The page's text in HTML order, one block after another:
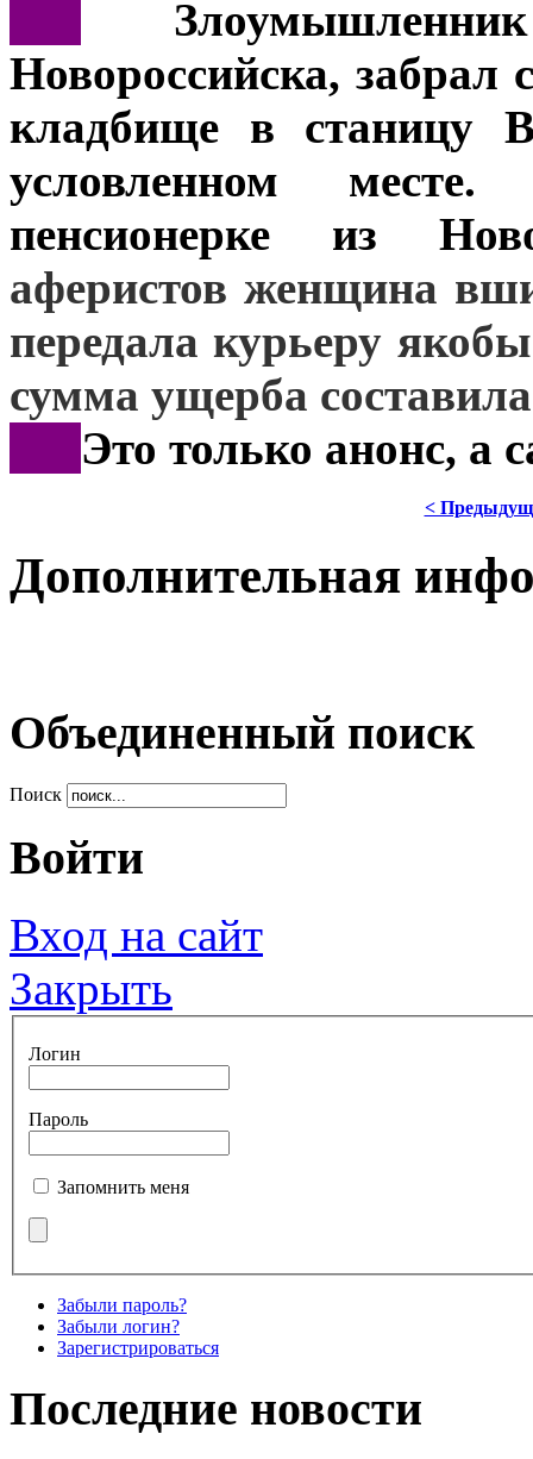
Новороссийска,
кладбище в станицу
условленном
пенсионерке из
аферистов женщина
передала курьеру
сумма ущерба
Это только анонс, а
<
Дополнительная
Объединенный поиск
Поиск
Войти
Вход на сайт
Закрыть
Логин
Пароль
Запомнить меня
Забыли пароль?
Забыли логин?
Зарегистрироваться
Последние новости